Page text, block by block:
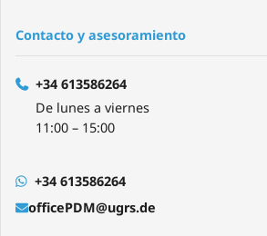
Contacto y asesoramiento
+34 613586264
De lunes a viernes
11:00 – 15:00
+34 613586264
officePDM@ugrs.de